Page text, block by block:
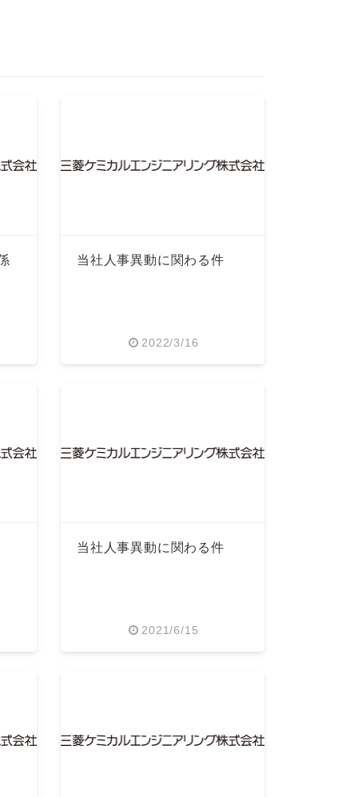
当社人事異動に関わる件
2022/3/16
当社人事異動に関わる件
2021/6/15